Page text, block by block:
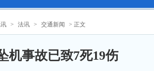
> 法讯 > 交通新闻 > 正文
机事故已致7死19伤